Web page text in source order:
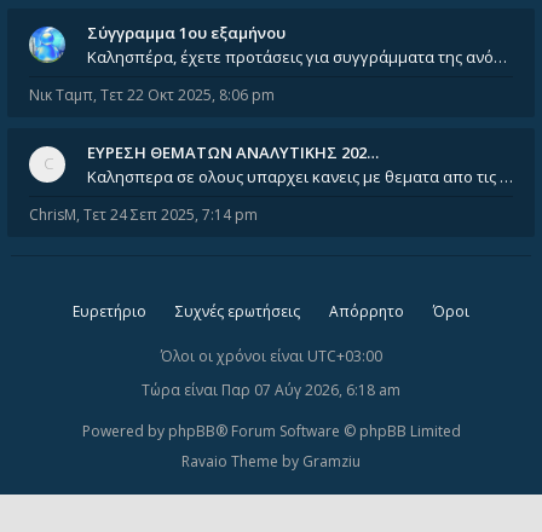
Σύγγραμμα 1ου εξαμήνου
Καλησπέρα, έχετε προτάσεις για συγγράμματα της ανόργανης χημείας? Είμαι ανάμεσα σε Λιοδάκη, Chung και Atkins
Νικ Ταμπ, Τετ 22 Οκτ 2025, 8:06 pm
ΕΥΡΕΣΗ ΘΕΜΑΤΩΝ ΑΝΑΛΥΤΙΚΗΣ 202…
Καλησπερα σε ολους υπαρχει κανεις με θεματα απο τις εξετασεις του ιουνιου και σεπτεμβρίου για την αναλυτικη χημεια
ChrisM, Τετ 24 Σεπ 2025, 7:14 pm
Ευρετήριο Συχνές ερωτήσεις Απόρρητο Όροι
Όλοι οι χρόνοι είναι UTC+03:00
Τώρα είναι Παρ 07 Αύγ 2026, 6:18 am
Powered by phpBB® Forum Software © phpBB Limited
Ravaio Theme by Gramziu